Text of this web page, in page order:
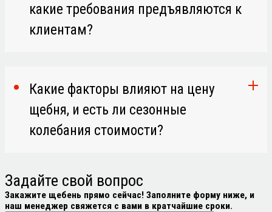
какие требования предъявляются к
клиентам?
Какие факторы влияют на цену
щебня, и есть ли сезонные
колебания стоимости?
Задайте свой вопрос
Закажите щебень прямо сейчас! Заполните форму ниже, и
наш менеджер свяжется с вами в кратчайшие сроки.